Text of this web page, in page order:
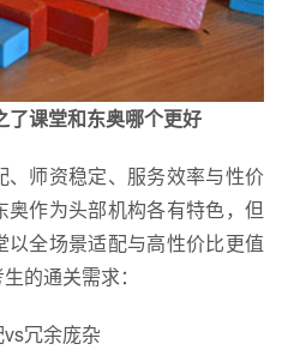
了课堂和东奥哪个更好
师资稳定、服务效率与性价
作为头部机构各有特色，但
全场景适配与高性价比更值
的通关需求：
vs冗余庞杂